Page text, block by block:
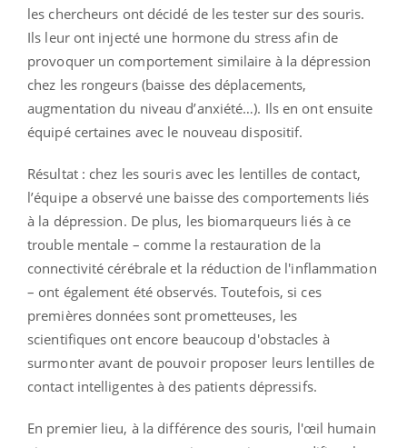
les chercheurs ont décidé de les tester sur des souris.
Ils leur ont injecté une hormone du stress afin de
provoquer un comportement similaire à la dépression
chez les rongeurs (baisse des déplacements,
augmentation du niveau d’anxiété…). Ils en ont ensuite
équipé certaines avec le nouveau dispositif.
Résultat : chez les souris avec les lentilles de contact,
l’équipe a observé une baisse des comportements liés
à la dépression. De plus, les biomarqueurs liés à ce
trouble mentale – comme la restauration de la
connectivité cérébrale et la réduction de l'inflammation
– ont également été observés. Toutefois, si ces
premières données sont prometteuses, les
scientifiques ont encore beaucoup d'obstacles à
surmonter avant de pouvoir proposer leurs lentilles de
contact intelligentes à des patients dépressifs.
En premier lieu, à la différence des souris, l'œil humain